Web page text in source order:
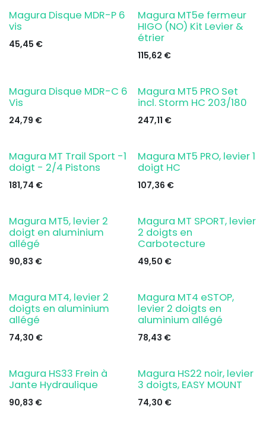
Magura Disque MDR-P 6
vis
45,45 €
Magura MT5e fermeur
HIGO (NO) Kit Levier &
étrier
115,62 €
Magura Disque MDR-C 6
Vis
24,79 €
Magura MT5 PRO Set
incl. Storm HC 203/180
247,11 €
Magura MT Trail Sport -1
doigt - 2/4 Pistons
181,74 €
Magura MT5 PRO, levier 1
doigt HC
107,36 €
Magura MT5, levier 2
doigt en aluminium
allégé
90,83 €
Magura MT SPORT, levier
2 doigts en
Carbotecture
49,50 €
Magura MT4, levier 2
doigts en aluminium
allégé
74,30 €
Magura MT4 eSTOP,
levier 2 doigts en
aluminium allégé
78,43 €
Magura HS33 Frein à
Jante Hydraulique
90,83 €
Magura HS22 noir, levier
3 doigts, EASY MOUNT
74,30 €